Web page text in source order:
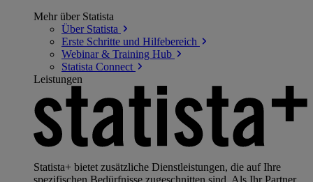
Mehr über Statista
Über Statista
Erste Schritte und Hilfebereich
Webinar & Training Hub
Statista Connect
Leistungen
Statista+ bietet zusätzliche Dienstleistungen, die auf Ihre
spezifischen Bedürfnisse zugeschnitten sind. Als Ihr Partner